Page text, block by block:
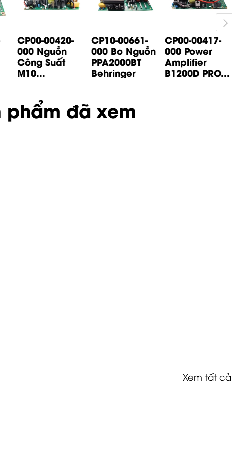
CP00-00420-
000 Nguồn
Công Suất
M10...
CP10-00661-
000 Bo Nguồn
PPA2000BT
Behringer
CP00-00417-
000 Power
Amplifier
B1200D PRO...
phẩm đã xem
Xem tất cả